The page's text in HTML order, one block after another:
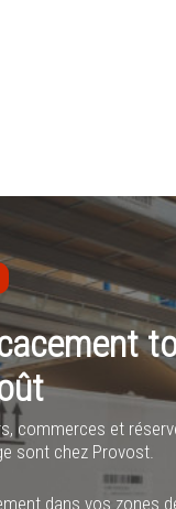
commerces et
sont chez Provost.
dans vos zones